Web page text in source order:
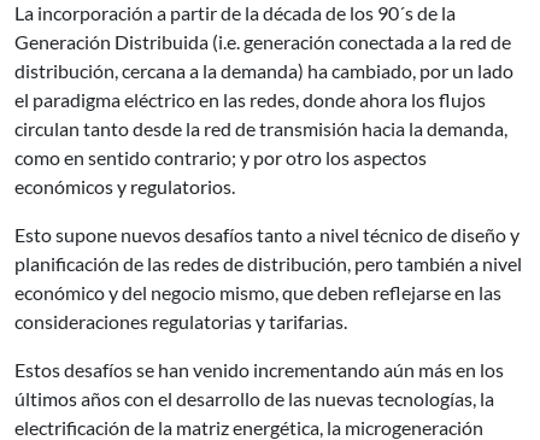
La incorporación a partir de la década de los 90´s de la
Generación Distribuida (i.e. generación conectada a la red de
distribución, cercana a la demanda) ha cambiado, por un lado
el paradigma eléctrico en las redes, donde ahora los flujos
circulan tanto desde la red de transmisión hacia la demanda,
como en sentido contrario; y por otro los aspectos
económicos y regulatorios.
Esto supone nuevos desafíos tanto a nivel técnico de diseño y
planificación de las redes de distribución, pero también a nivel
económico y del negocio mismo, que deben reflejarse en las
consideraciones regulatorias y tarifarias.
Estos desafíos se han venido incrementando aún más en los
últimos años con el desarrollo de las nuevas tecnologías, la
electrificación de la matriz energética, la microgeneración